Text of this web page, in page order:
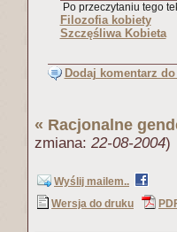
Po przeczytaniu tego
Filozofia kobiety
Szczęśliwa Kobieta
Dodaj komentarz
« Racjonalne
zmiana: 22-08-2004)
Wyślij mailem..
Wersja do druku